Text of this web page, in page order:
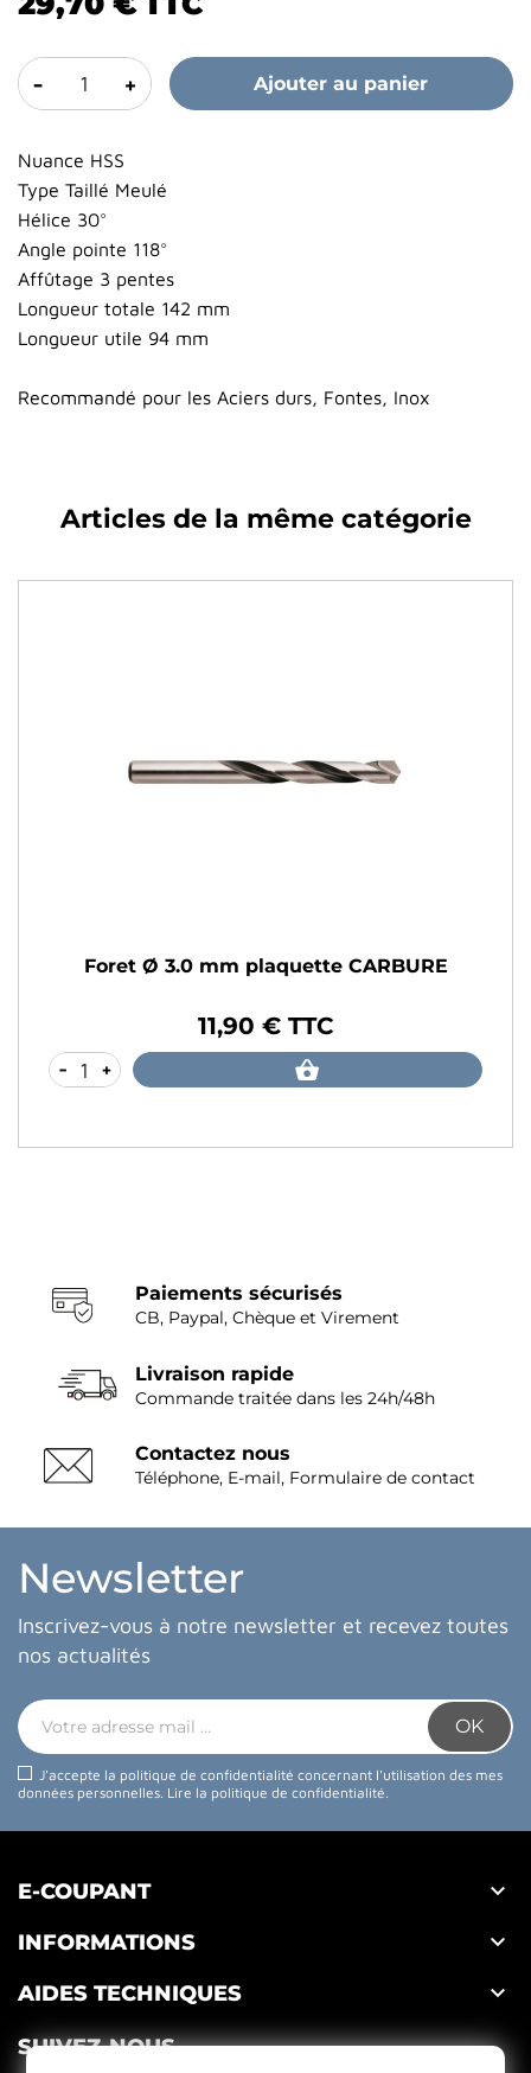
- + Ajouter au panier
Nuance HSS
Type Taillé Meulé
Hélice 30°
Angle pointe 118°
Affûtage 3 pentes
Longueur totale 142 mm
Longueur utile 94 mm
Recommandé pour les Aciers durs, Fontes, Inox
Articles de la même catégorie
Foret Ø 3.0 mm plaquette CARBURE
11,90 € TTC
- +
Paiements sécurisés
CB, Paypal, Chèque et Virement
Livraison rapide
Commande traitée dans les 24h/48h
Contactez nous
Téléphone, E-mail, Formulaire de contact
Newsletter
Inscrivez-vous à notre newsletter et recevez toutes
nos actualités
J'accepte la politique de confidentialité concernant l'utilisation des mes
données personnelles. Lire la politique de confidentialité.
E-COUPANT 
INFORMATIONS 
AIDES TECHNIQUES 
SUIVEZ-NOUS